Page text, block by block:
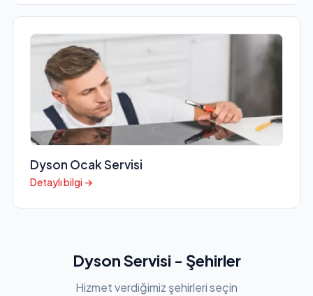
Dyson Ocak Servisi
Detaylı bilgi →
Dyson Servisi - Şehirler
Hizmet verdiğimiz şehirleri seçin